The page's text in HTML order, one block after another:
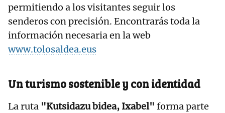
permitiendo a los visitantes seguir los
senderos con precisión. Encontrarás toda la
información necesaria en la web
www.tolosaldea.eus
Un turismo sostenible y con identidad
La ruta "Kutsidazu bidea, Ixabel" forma parte